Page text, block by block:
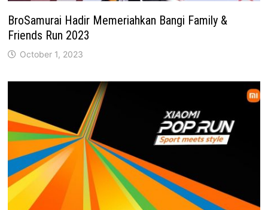
BroSamurai Hadir Memeriahkan Bangi Family &
Friends Run 2023
October 1, 2023